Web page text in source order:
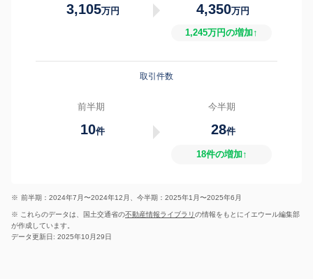
3,105万円 4,350万円
1,245万円の増加↑
取引件数
前半期
10件
今半期
28件
18件の増加↑
※ 前半期：2024年7月〜2024年12月、今半期：2025年1月〜2025年6月
※ これらのデータは、国土交通省の不動産情報ライブラリの情報をもとにイエウール編集部
が作成しています。
データ更新日: 2025年10月29日